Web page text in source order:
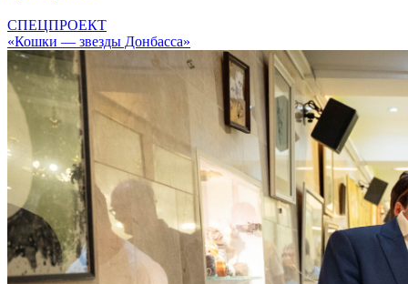
СПЕЦПРОЕКТ
«Кошки — звезды Донбасса»